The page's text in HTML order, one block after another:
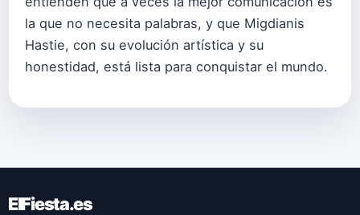
la que no necesita palabras, y que Migdianis
Hastie, con su evolución artística y su
honestidad, está lista para conquistar el mundo.
ElFiesta.es